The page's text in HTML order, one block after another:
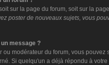
sur la page du forum, soit sur la
poster de nouveaux sujets, vous
message ?
ou modérateur du forum, vous
Si quelqu'un a déjà répondu à